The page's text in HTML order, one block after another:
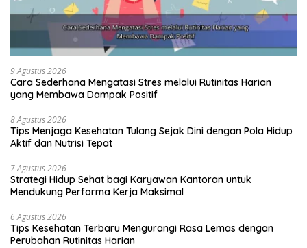
9 Agustus 2026
Cara Sederhana Mengatasi Stres melalui Rutinitas Harian
yang Membawa Dampak Positif
8 Agustus 2026
Tips Menjaga Kesehatan Tulang Sejak Dini dengan Pola Hidup
Aktif dan Nutrisi Tepat
7 Agustus 2026
Strategi Hidup Sehat bagi Karyawan Kantoran untuk
Mendukung Performa Kerja Maksimal
6 Agustus 2026
Tips Kesehatan Terbaru Mengurangi Rasa Lemas dengan
Perubahan Rutinitas Harian